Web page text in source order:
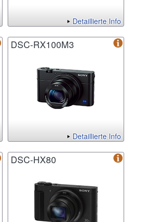
Detaillierte Info
DSC-RX100M3
Detaillierte Info
DSC-HX80